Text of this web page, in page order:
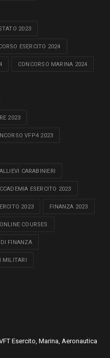
2023
ESERCITO 2024
CONCORSO MARINA 2024
2023
VFP4 2023
CARABINIERI
ESERCITO 2023
2023 FINANZA 2023
ONLINE COURSES
DI FINANZA
MILITARI
Esercito, Marina, Aeronautica